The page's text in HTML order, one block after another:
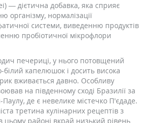
— дієтична добавка, яка сприяє
організму, нормалізації
системи, виведенню продуктів
пробіотичної мікрофлори
печериці, у нього потовщений
капелюшок і досить висока
вживається давно. Особливу
на південному сході Бразилії за
де є невелике містечко П'єдаде.
третина кулінарних рецептів з
цьому районі вкрай низький рівень